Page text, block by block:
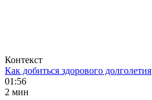
Контекст
Как добиться здорового долголетия
01:56
2 мин